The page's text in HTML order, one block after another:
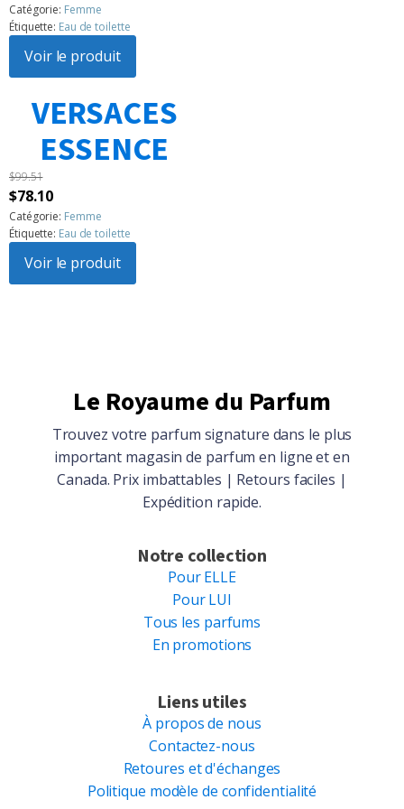
prix
initial
était :
$104.86.
prix
actuel
est :
$94.15.
Catégorie: Femme
Étiquette: Eau de toilette
Voir le produit
VERSACES
ESSENCE
$99.51
Le
prix
initial
était :
$99.51.
$78.10Le
prix
actuel
est :
$78.10.
Catégorie: Femme
Étiquette: Eau de toilette
Voir le produit
Le Royaume du Parfum
Trouvez votre parfum signature dans le plus
important magasin de parfum en ligne et en
Canada. Prix imbattables | Retours faciles |
Expédition rapide.
Notre collection
Pour ELLE
Pour LUI
Tous les parfums
En promotions
Liens utiles
À propos de nous
Contactez-nous
Retoures et d'échanges
Politique modèle de confidentialité